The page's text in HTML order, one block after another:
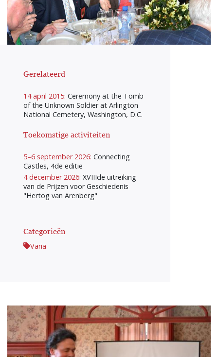
Gerelateerd
14 april 2015: Ceremony at the Tomb
of the Unknown Soldier at Arlington
National Cemetery, Washington, D.C.
Toekomstige activiteiten
5–6 september 2026: Connecting
Castles, 4de editie
4 december 2026: XVIIIde uitreiking
van de Prijzen voor Geschiedenis
"Hertog van Arenberg"
Categorieën
Varia
Afbeelding